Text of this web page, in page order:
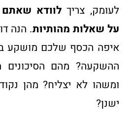
לעומק, צריך לוודא שאתם
על שאלות מהותיות. הנה
איפה הכסף שלכם מושקע
ההשקעה? מהם הסיכונים
ומשהו לא יצליח? מהן
ישנן?